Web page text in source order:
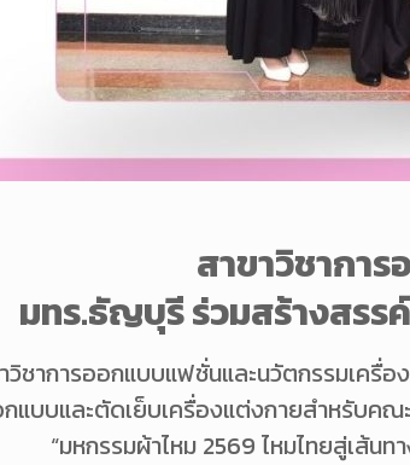
สาขาวิชากา
มทร.ธัญบุรี ร่วมสร้างสรร
วิชาการออกแบบแฟชั่นและนวัตกรรมเครื่
กแบบและตัดเย็บเครื่องแต่งกายสำหรับค
“มหกรรมผ้าไหม 2569 ไหมไทยสู่เส้น